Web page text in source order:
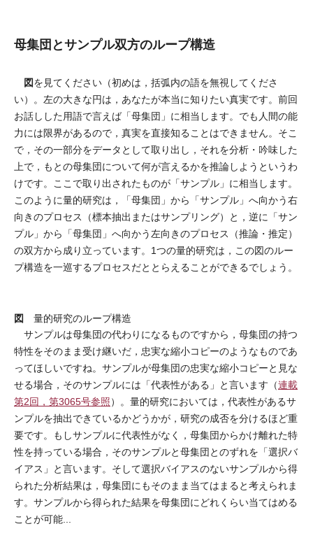
母集団とサンプル双方のループ構造
図を見てください（初めは，括弧内の語を無視してくださ
い）。左の大きな円は，あなたが本当に知りたい真実です。前回
お話しした用語で言えば「母集団」に相当します。でも人間の能
力には限界があるので，真実を直接知ることはできません。そこ
で，その一部分をデータとして取り出し，それを分析・吟味した
上で，もとの母集団について何が言えるかを推論しようというわ
けです。ここで取り出されたものが「サンプル」に相当します。
このように量的研究は，「母集団」から「サンプル」へ向かう右
向きのプロセス（標本抽出またはサンプリング）と，逆に「サン
プル」から「母集団」へ向かう左向きのプロセス（推論・推定）
の双方から成り立っています。1つの量的研究は，この図のルー
プ構造を一巡するプロセスだととらえることができるでしょう。
図 量的研究のループ構造
サンプルは母集団の代わりになるものですから，母集団の持つ
特性をそのまま受け継いだ，忠実な縮小コピーのようなものであ
ってほしいですね。サンプルが母集団の忠実な縮小コピーと見な
せる場合，そのサンプルには「代表性がある」と言います（連載
第2回，第3065号参照）。量的研究においては，代表性があるサ
ンプルを抽出できているかどうかが，研究の成否を分けるほど重
要です。もしサンプルに代表性がなく，母集団からかけ離れた特
性を持っている場合，そのサンプルと母集団とのずれを「選択バ
イアス」と言います。そして選択バイアスのないサンプルから得
られた分析結果は，母集団にもそのまま当てはまると考えられま
す。サンプルから得られた結果を母集団にどれくらい当てはめる
ことが可能...